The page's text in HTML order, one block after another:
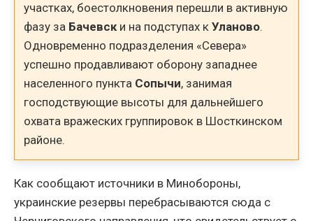
участках, боестолкновения перешли в активную
фазу за Бачевски на подступах кУланово.
Одновременно подразделения «Севера»
успешно продавливают оборону западнее
населенного пункта Сопычи, занимая
господствующие высоты для дальнейшего
охвата вражеских группировок в Шосткинском
районе.
Как сообщают источники в Минобороны,
украинские резервы перебрасываются сюда с